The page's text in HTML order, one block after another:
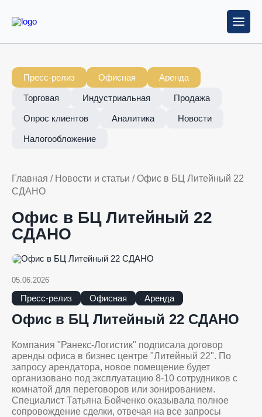
Пресс-релиз Офисная Аренда
Торговая Индустриальная Продажа
Опрос клиентов Аналитика Новости
Налогообложение
Главная / Новости и статьи /Офис в БЦ Литейный 22
СДАНО
Офис в БЦ Литейный 22
СДАНО
05.06.2026
Пресс-релиз Офисная Аренда
Офис в БЦ Литейный 22 СДАНО
Компания "Ранекс-Логистик" подписала договор
аренды офиса в бизнес центре "Литейный 22". По
запросу арендатора, новое помещение будет
организовано под эксплуатацию 8-10 сотрудников с
комнатой для переговоров или зонированием.
Специалист Татьяна Бойченко оказывала полное
сопровождение сделки, отвечая на все запросы